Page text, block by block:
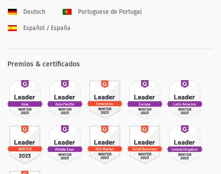
Deutsch Portuguese de Portugal
Español / España
Premios & certificados